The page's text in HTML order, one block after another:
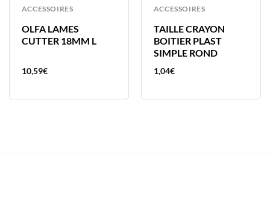
ACCESSOIRES
OLFA LAMES
CUTTER 18MM L
10,59€
ACCESSOIRES
TAILLE CRAYON
BOITIER PLAST
SIMPLE ROND
1,04€